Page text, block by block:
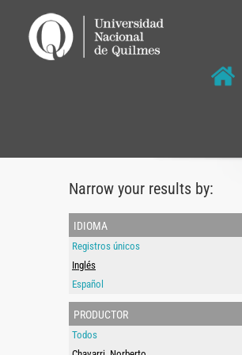
Narrow your results by:
idioma
Registros únicos
Inglés
Español
productor
Todos